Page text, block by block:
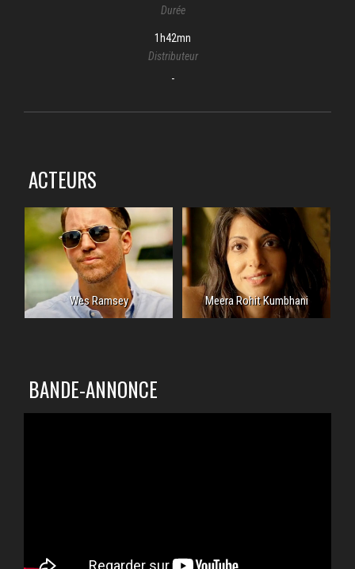
Durée
1h42mn
Distributeur
-
ACTEURS
Wes Ramsey Meera Rohit Kumbhani
BANDE-ANNONCE